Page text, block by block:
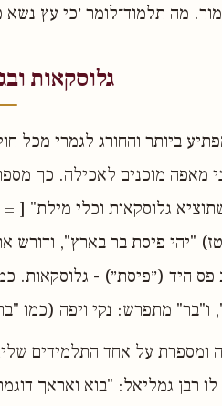
מה תלמוד־לומר ׳כי עץ
גלוסקאות
ביותר והחורג לגמרי
מאפה מוכנים לאכילה. כך
גלוסקאות וכלי מילת" [
"יהי פיסת בר בארץ", ודורש
פס היד (״פיסת״) - גלוסקאות.
ו"בר" מתפרש: נקי ויפה (כמו
ומספרת על אחד התלמידים
רבן גמליאל: "בוא ואראך